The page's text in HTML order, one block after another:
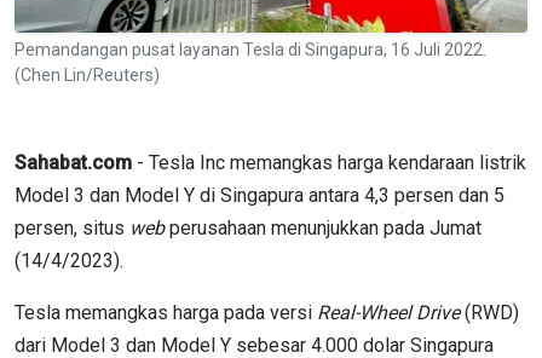
Pemandangan pusat layanan Tesla di Singapura, 16 Juli 2022.
(Chen Lin/Reuters)
Sahabat.com - Tesla Inc memangkas harga kendaraan listrik
Model 3 dan Model Y di Singapura antara 4,3 persen dan 5
persen, situs webperusahaan menunjukkan pada Jumat
(14/4/2023).
Tesla memangkas harga pada versi Real-Wheel Drive(RWD)
dari Model 3 dan Model Y sebesar 4.000 dolar Singapura